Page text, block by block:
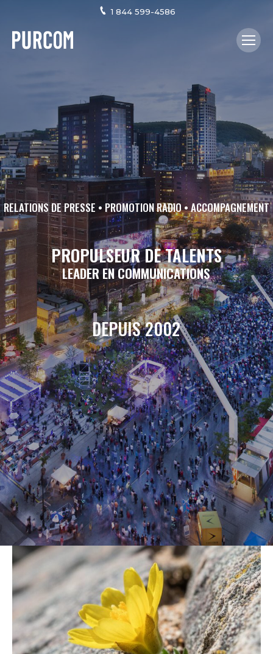
1 844 599-4586
RELATIONS DE PRESSE • PROMOTION RADIO • ACCOMPAGNEMENT
PROPULSEUR DE TALENTS
LEADER EN COMMUNICATIONS
DEPUIS 2002